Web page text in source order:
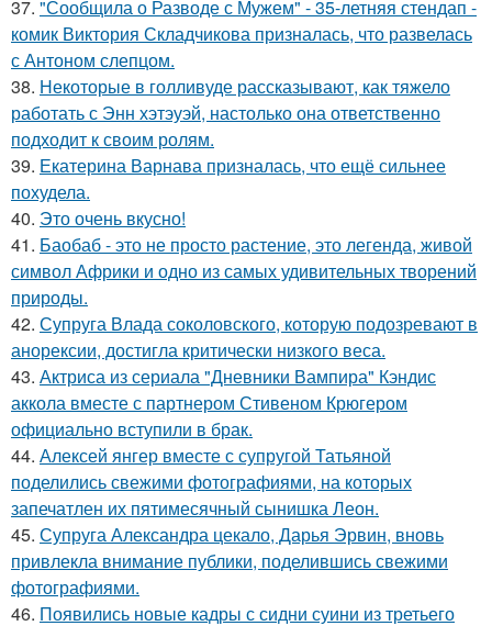
37. "Сообщила о Разводе с Мужем" - 35-летняя стендап -
комик Виктория Складчикова призналась, что развелась
с Антоном слепцом.
38. Некоторые в голливуде рассказывают, как тяжело
работать с Энн хэтэуэй, настолько она ответственно
подходит к своим ролям.
39. Екатерина Варнава призналась, что ещё сильнее
похудела.
40. Это очень вкусно!
41. Баобаб - это не просто растение, это легенда, живой
символ Африки и одно из самых удивительных творений
природы.
42. Супруга Влада соколовского, которую подозревают в
анорексии, достигла критически низкого веса.
43. Актриса из сериала "Дневники Вампира" Кэндис
аккола вместе с партнером Стивеном Крюгером
официально вступили в брак.
44. Алексей янгер вместе с супругой Татьяной
поделились свежими фотографиями, на которых
запечатлен их пятимесячный сынишка Леон.
45. Супруга Александра цекало, Дарья Эрвин, вновь
привлекла внимание публики, поделившись свежими
фотографиями.
46. Появились новые кадры с сидни суини из третьего